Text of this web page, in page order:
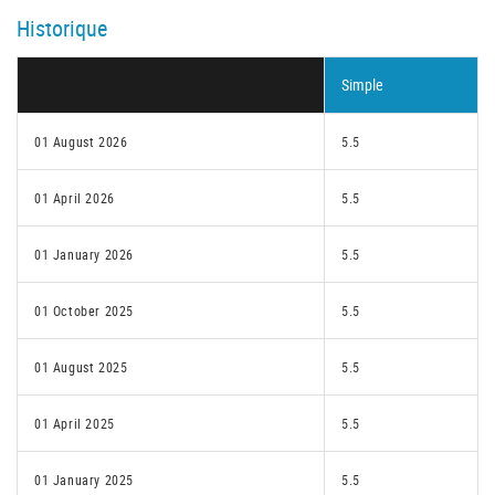
Historique
Simple
01 August 2026 5.5
01 April 2026 5.5
01 January 2026 5.5
01 October 2025 5.5
01 August 2025 5.5
01 April 2025 5.5
01 January 2025 5.5